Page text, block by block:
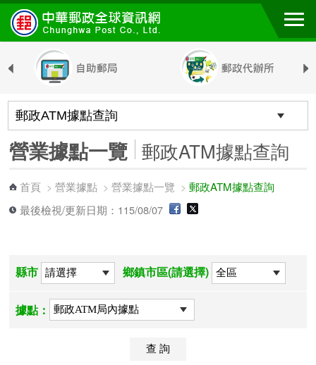
跳到主要內容區塊
營業據點一覽 郵政ATM據點查詢
首頁 >營業據點 >營業據點一覽 >郵政ATM據點查詢
最後檢視/更新日期：115/08/07
縣市 鄉鎮市區(請選擇)
據點：